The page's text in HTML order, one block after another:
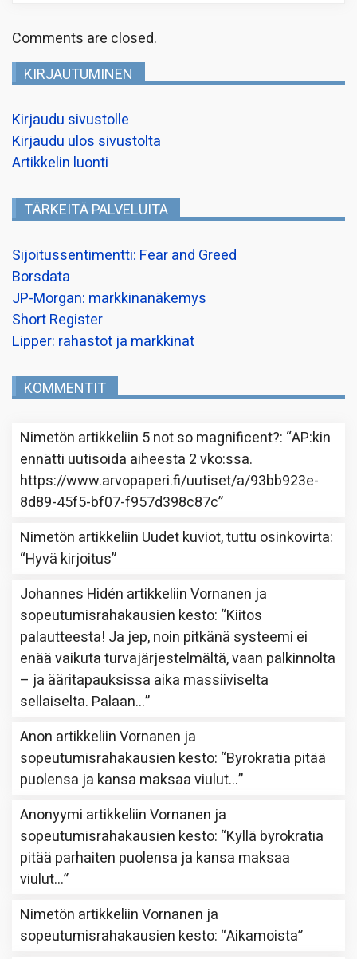
Comments are closed.
KIRJAUTUMINEN
Kirjaudu sivustolle
Kirjaudu ulos sivustolta
Artikkelin luonti
TÄRKEITÄ PALVELUITA
Sijoitussentimentti: Fear and Greed
Borsdata
JP-Morgan: markkinanäkemys
Short Register
Lipper: rahastot ja markkinat
KOMMENTIT
Nimetön artikkeliin 5 not so magnificent?: “AP:kin
ennätti uutisoida aiheesta 2 vko:ssa.
https://www.arvopaperi.fi/uutiset/a/93bb923e-
8d89-45f5-bf07-f957d398c87c”
Nimetön artikkeliin Uudet kuviot, tuttu osinkovirta:
“Hyvä kirjoitus”
Johannes Hidén artikkeliinVornanen ja
sopeutumisrahakausien kesto: “Kiitos
palautteesta! Ja jep, noin pitkänä systeemi ei
enää vaikuta turvajärjestelmältä, vaan palkinnolta
– ja ääritapauksissa aika massiiviselta
sellaiselta. Palaan…”
Anon artikkeliinVornanen ja
sopeutumisrahakausien kesto: “Byrokratia pitää
puolensa ja kansa maksaa viulut…”
Anonyymi artikkeliinVornanen ja
sopeutumisrahakausien kesto: “Kyllä byrokratia
pitää parhaiten puolensa ja kansa maksaa
viulut…”
Nimetön artikkeliinVornanen ja
sopeutumisrahakausien kesto: “Aikamoista”